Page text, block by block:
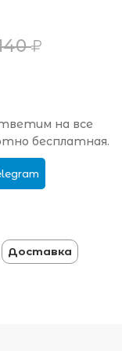
на все
бесплатная.
Доставка